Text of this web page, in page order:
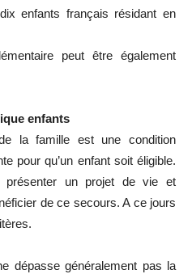
enfants français résidant en
peut être également
enfants
la famille est une condition
pour qu’un enfant soit éligible.
un projet de vie et
de ce secours. A ce jours
dépasse généralement pas la